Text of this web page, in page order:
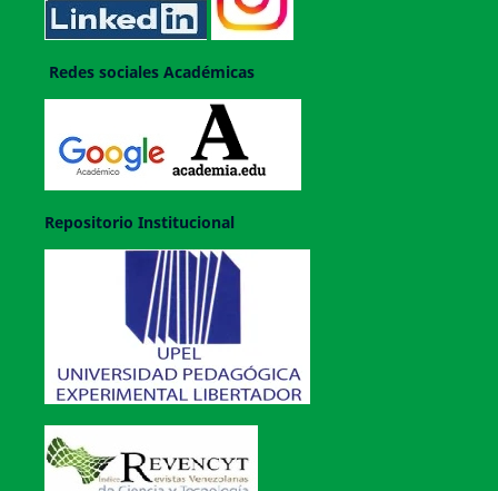
Redes sociales Académicas
Repositorio Institucional